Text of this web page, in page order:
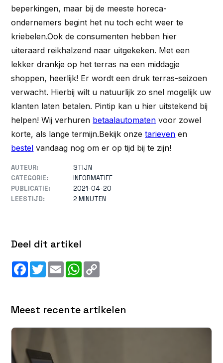
AUTEUR:
STIJN
CATEGORIE:
INFORMATIEF
PUBLICATIE:
2021-04-20
LEESTIJD:
2 MINUTEN
Deel dit artikel
Facebook
Twitter
EmailWhatsApp
Meest recente artikelen
beperkingen, maar bij de meeste horeca-
ondernemers begint het nu toch echt weer te
kriebelen.Ook de consumenten hebben hier
uiteraard reikhalzend naar uitgekeken. Met een
lekker drankje op het terras na een middagje
shoppen, heerlijk! Er wordt een druk terras-seizoen
verwacht. Hierbij wilt u natuurlijk zo snel mogelijk uw
klanten laten betalen. Pintip kan u hier uitstekend bij
helpen! Wij verhuren betaalautomaten voor zowel
korte, als lange termijn.Bekijk onzetarieven en
bestel vandaag nog om er op tijd bij te zijn!